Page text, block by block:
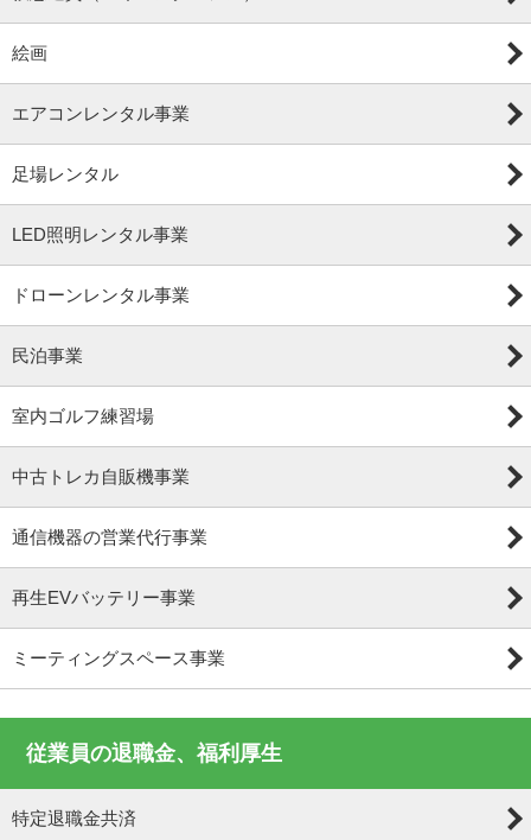
絵画
エアコンレンタル事業
足場レンタル
LED照明レンタル事業
ドローンレンタル事業
民泊事業
室内ゴルフ練習場
中古トレカ自販機事業
通信機器の営業代行事業
再生EVバッテリー事業
ミーティングスペース事業
従業員の退職金、福利厚生
特定退職金共済